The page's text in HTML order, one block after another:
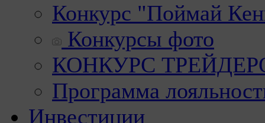
Конкурс "Поймай
Конкурсы фото
КОНКУРС
Программа
Инвестиции